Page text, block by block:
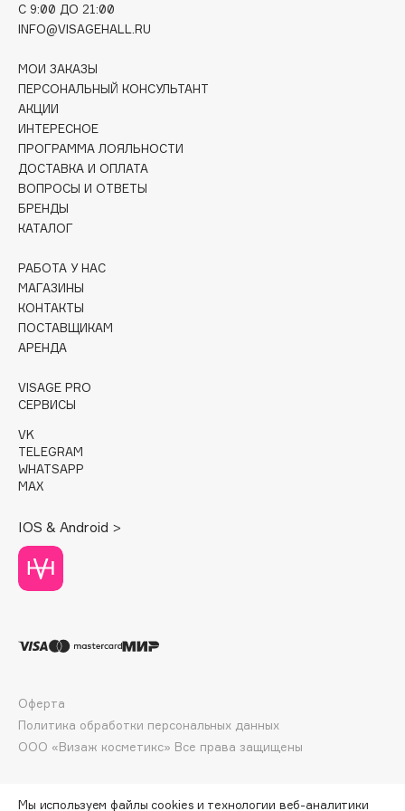
Deonica
Dessange
Dior
Divage
Dolce & Gabbana
Dolomit
Dorco
DP Daily Perfection
Dr. Vranjes Firenze
Dr.Ceuracle
Dr.Jart+
Dyson
E
Eat My
Ecolatier
EGG
EGIA
Eigshow
Elie Saab
EMBRACE Haircare
Emmanuelle Jane
Enough
Erborian
C 9:00 ДО 21:00
INFO@VISAGEHALL.RU
МОИ ЗАКАЗЫ
ПЕРСОНАЛЬНЫЙ КОНСУЛЬТАНТ
АКЦИИ
ИНТЕРЕСНОЕ
ПРОГРАММА ЛОЯЛЬНОСТИ
ДОСТАВКА И ОПЛАТА
ВОПРОСЫ И ОТВЕТЫ
БРЕНДЫ
КАТАЛОГ
РАБОТА У НАС
МАГАЗИНЫ
КОНТАКТЫ
ПОСТАВЩИКАМ
АРЕНДА
VISAGE PRO
СЕРВИСЫ
VK
TELEGRAM
WHATSAPP
MAX
IOS & Android >
ООО «Визаж косметикс» Все права защищены
Оферта
Политика обработки персональных данных
Мы используем файлы cookies и технологии веб-аналитики